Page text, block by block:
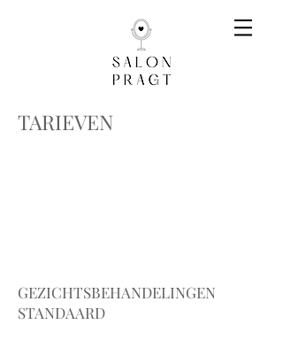
TARIEVEN
GEZICHTSBEHANDELINGEN
STANDAARD